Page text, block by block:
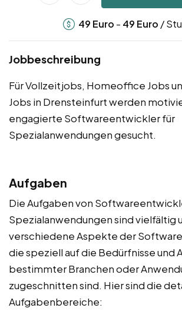
49 Euro - 49 Euro /
Jobbeschreibung
Für Vollzeitjobs, Homeoffice Jobs
Jobs in Drensteinfurt werden
engagierte Softwareentwickler für
Spezialanwendungen gesucht.
Aufgaben
Die Aufgaben von
Spezialanwendungen sind vielfältig
verschiedene Aspekte der
die speziell auf die Bedürfnisse und
bestimmter Branchen oder
zugeschnitten sind. Hier sind die
Aufgabenbereiche: